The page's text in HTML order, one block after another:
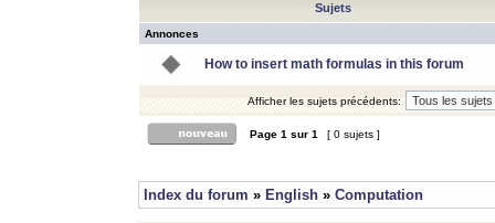
Sujets
Annonces
How to insert math formulas in this forum
Afficher les sujets précédents:
Page 1 sur 1 [ 0 sujets ]
Index du forum » English » Computation